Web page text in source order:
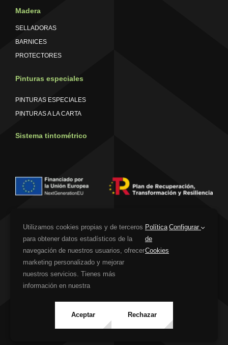
Madera
SELLADORAS
BARNICES
PROTECTORES
Pinturas especiales
PINTURAS ESPECIALES
PINTURAS A LA CARTA
Sistema tintométrico
Financiado por la Unión Europea – NextGenerationEU. Sin embargo, los puntos
de vista y las opiniones expresadas son únicamente los del autor o autores y
Unión Europea ni la Comisión Europea pueden ser consideradas responsables
de las mismas
Mapa web| web diseñada porPies Negros
Utilizamos cookies propias y de terceros
para obtener datos estadísticos de la
navegación de nuestros usuarios, ofrecer
marketing personalizado y mejorar
nuestros servicios. Tienes más
información en nuestra
Política
de
Cookies
Configurar
Aceptar Rechazar